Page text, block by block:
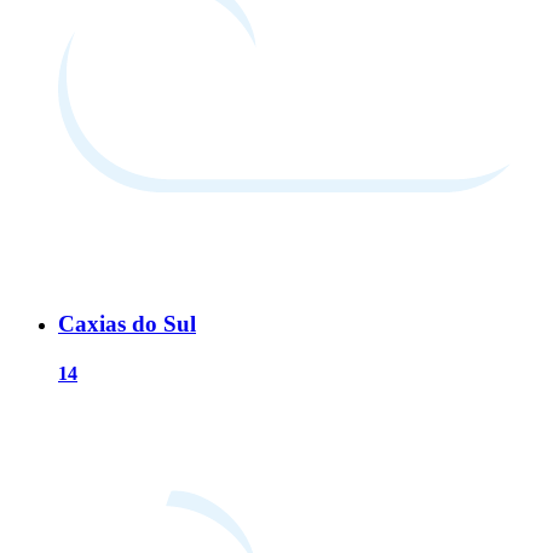
Caxias do Sul
14